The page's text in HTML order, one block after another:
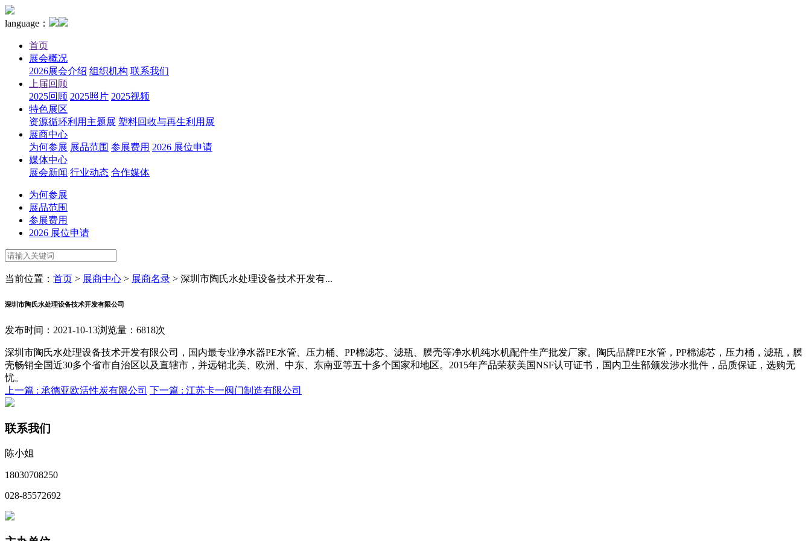
language：
首页
展会概况
2026展会介绍 组织机构 联系我们
上届回顾
2025回顾 2025照片 2025视频
特色展区
资源循环利用主题展 塑料回收与再生利用展
展商中心
为何参展 展品范围 参展费用 2026 展位申请
媒体中心
展会新闻 行业动态 合作媒体
为何参展
展品范围
参展费用
2026 展位申请
当前位置： 首页 > 展商中心 > 展商名录 > 深圳市陶氏水处理设备技术开发有...
深圳市陶氏水处理设备技术开发有限公司
发布时间：2021-10-13浏览量：6818次
深圳市陶氏水处理设备技术开发有限公司，国内最专业净水器PE水管、压力桶、PP棉滤芯、滤瓶、膜壳等净水机纯水机配件生产批发厂家。陶氏品牌PE水管，PP棉滤芯，压力桶，滤瓶，膜
壳畅销全国近30多个省市自治区以及直辖市，并远销北美、欧洲、中东、东南亚等五十多个国家和地区。2015年产品荣获美国NSF认可证书，国内卫生部颁发涉水批件，品质保证，选购无
忧。
上一篇 : 承德亚欧活性炭有限公司 下一篇 : 江苏卡一阀门制造有限公司
联系我们
陈小姐
18030708250
028-85572692